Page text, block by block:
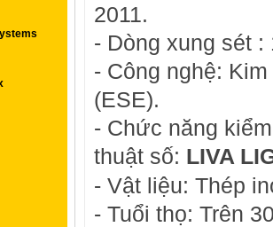
2011.
- Dòng xung sét :
- Công nghệ:
(ESE).
- Chức năng
thuật số: LIVA
- Vật liệu: Thép
- Tuổi thọ: Trên